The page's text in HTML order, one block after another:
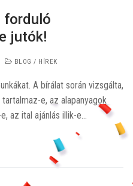
forduló
jutók!
BLOG / HÍREK
A bírálat során vizsgálta,
e, az alapanyagok
az ital ajánlás illik-e…